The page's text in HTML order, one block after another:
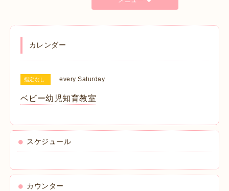
カレンダー
指定なし every Saturday
ベビー幼児知育教室
スケジュール
カウンター